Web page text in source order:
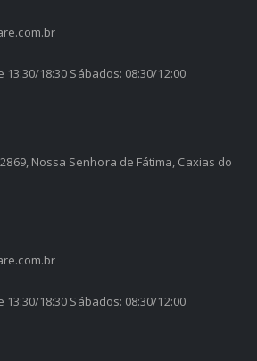
13:30/18:30 Sábados: 08:30/12:00
Nossa Senhora de Fátima, Caxias do
13:30/18:30 Sábados: 08:30/12:00